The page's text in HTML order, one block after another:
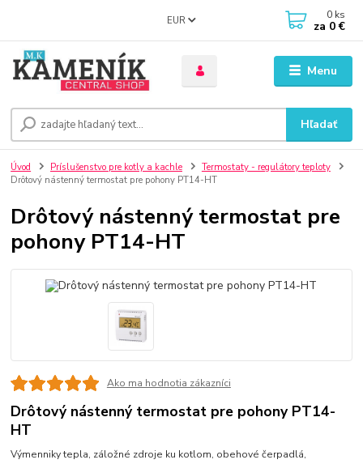
Menu
EUR
Hľadať
0 ks
za 0 €
Úvod Príslušenstvo pre kotly a kachle
Termostaty - regulátory teploty
Drôtový nástenný termostat pre pohony PT14-HT
Drôtový nástenný termostat pre
pohony PT14-HT
Ako ma hodnotia zákazníci
Drôtový nástenný termostat pre pohony PT14-
HT
Výmenniky tepla, záložné zdroje ku kotlom, obehové čerpadlá,